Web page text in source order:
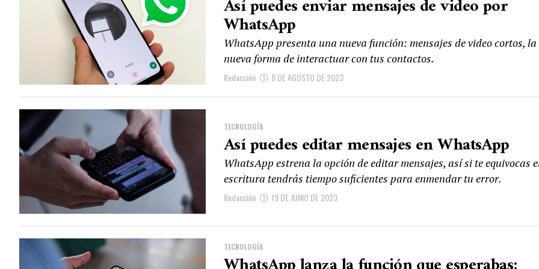
Así puedes enviar mensajes de video por
WhatsApp
WhatsApp presenta una nueva función: mensajes de video cortos, la
nueva forma de interactuar con tus contactos.
Redacción 8 DE AGOSTO DE 2023
TECNOLOGÍA
Así puedes editar mensajes en WhatsApp
WhatsApp estrena la opción de editar mensajes, así si te equivocas
escritura tendrás tiempo suficientes para enmendar tu error.
Redacción 19 DE JUNIO DE 2023
TECNOLOGÍA